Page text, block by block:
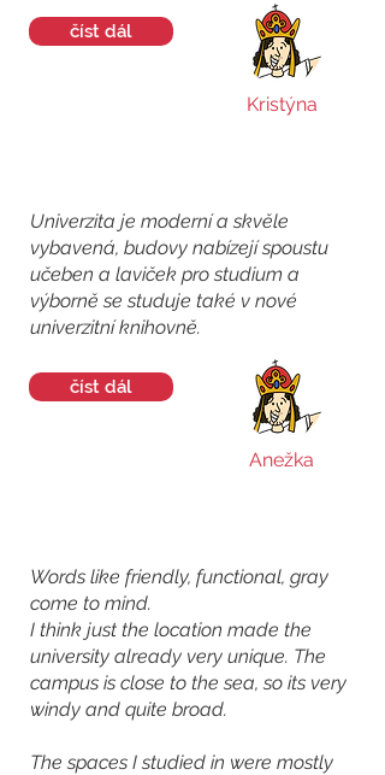
číst dál
Kristýna
Univerzita je moderní a skvěle
vybavená, budovy nabízejí spoustu
učeben a laviček pro studium a
výborně se studuje také v nové
univerzitní knihovně.
číst dál
Anežka
Words like friendly, functional, gray
come to mind.
I think just the location made the
university already very unique. The
campus is close to the sea, so its very
windy and quite broad.
The spaces I studied in were mostly